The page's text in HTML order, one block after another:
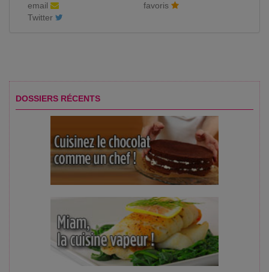
email
favoris
Twitter
DOSSIERS RÉCENTS